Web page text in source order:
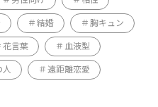
結婚 胸キュン
花言葉 血液型
人 遠距離恋愛